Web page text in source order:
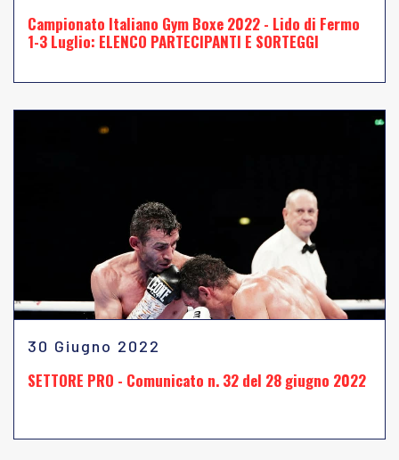
Campionato Italiano Gym Boxe 2022 - Lido di Fermo
1-3 Luglio: ELENCO PARTECIPANTI E SORTEGGI
30 Giugno 2022
SETTORE PRO - Comunicato n. 32 del 28 giugno 2022